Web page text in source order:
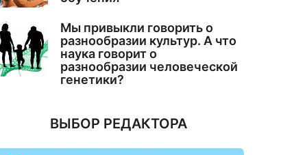
Мы привыкли говорить о
разнообразии культур. А что
наука говорит о
разнообразии человеческой
генетики?
ВЫБОР РЕДАКТОРА